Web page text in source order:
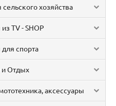
сельского хозяйства
TV - SHOP
спорта
и Отдых
аксессуары